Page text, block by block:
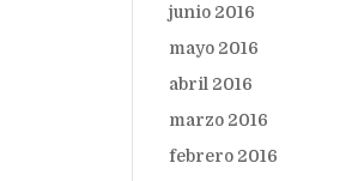
junio 2016
mayo 2016
abril 2016
marzo 2016
febrero 2016